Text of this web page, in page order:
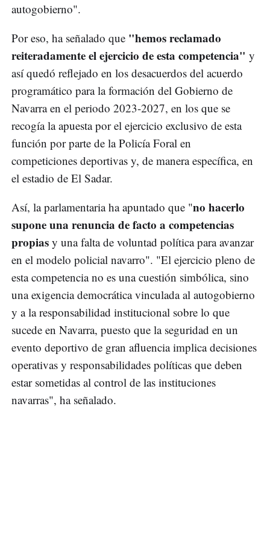
autogobierno".
Por eso, ha señalado que "hemos reclamado
reiteradamente el ejercicio de esta competencia" y
así quedó reflejado en los desacuerdos del acuerdo
programático para la formación del Gobierno de
Navarra en el periodo 2023-2027, en los que se
recogía la apuesta por el ejercicio exclusivo de esta
función por parte de la Policía Foral en
competiciones deportivas y, de manera específica, en
el estadio de El Sadar.
Así, la parlamentaria ha apuntado que "no hacerlo
supone una renuncia de facto a competencias
propias y una falta de voluntad política para avanzar
en el modelo policial navarro". "El ejercicio pleno de
esta competencia no es una cuestión simbólica, sino
una exigencia democrática vinculada al autogobierno
y a la responsabilidad institucional sobre lo que
sucede en Navarra, puesto que la seguridad en un
evento deportivo de gran afluencia implica decisiones
operativas y responsabilidades políticas que deben
estar sometidas al control de las instituciones
navarras", ha señalado.